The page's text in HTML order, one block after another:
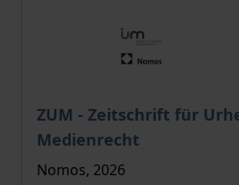
ZUM - Zeitschrift für
Medienrecht
The price depends on the
Nomos, 2026